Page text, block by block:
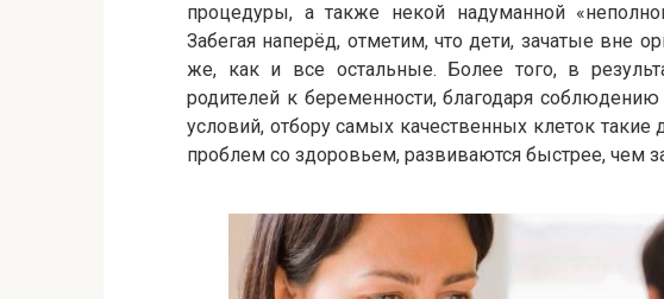
процедуры, а также некой надуманной
Забегая наперёд, отметим, что дети, зачатые вне
же, как и все остальные. Более того, в
родителей к беременности, благодаря
условий, отбору самых качественных клеток
проблем со здоровьем, развиваются быстрее, чем